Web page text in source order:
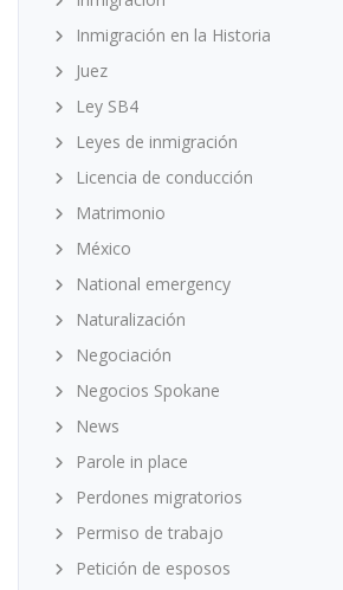
Inmigración en la Historia
Juez
Ley SB4
Leyes de inmigración
Licencia de conducción
Matrimonio
México
National emergency
Naturalización
Negociación
Negocios Spokane
News
Parole in place
Perdones migratorios
Permiso de trabajo
Petición de esposos